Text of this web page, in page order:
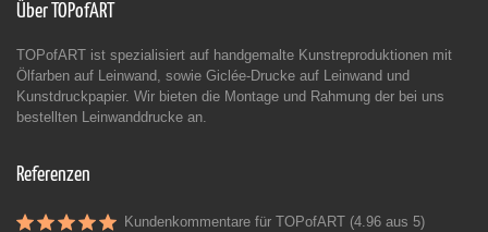
Über TOPofART
TOPofART ist spezialisiert auf handgemalte Kunstreproduktionen mit
Ölfarben auf Leinwand, sowie Giclée-Drucke auf Leinwand und
Kunstdruckpapier. Wir bieten die Montage und Rahmung der bei uns
bestellten Leinwanddrucke an.
Referenzen
Kundenkommentare für TOPofART (4.96 aus 5)